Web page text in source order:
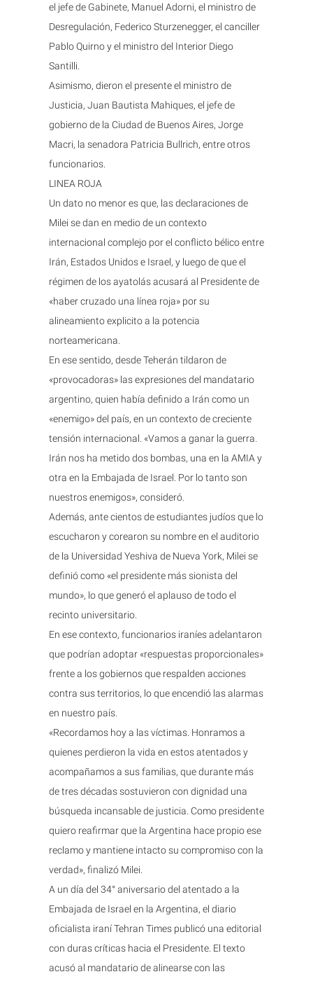
el jefe de Gabinete, Manuel Adorni, el ministro de
Desregulación, Federico Sturzenegger, el canciller
Pablo Quirno y el ministro del Interior Diego
Santilli.
Asimismo, dieron el presente el ministro de
Justicia, Juan Bautista Mahiques, el jefe de
gobierno de la Ciudad de Buenos Aires, Jorge
Macri, la senadora Patricia Bullrich, entre otros
funcionarios.
LINEA ROJA
Un dato no menor es que, las declaraciones de
Milei se dan en medio de un contexto
internacional complejo por el conflicto bélico entre
Irán, Estados Unidos e Israel, y luego de que el
régimen de los ayatolás acusará al Presidente de
«haber cruzado una línea roja» por su
alineamiento explicito a la potencia
norteamericana.
En ese sentido, desde Teherán tildaron de
«provocadoras» las expresiones del mandatario
argentino, quien había definido a Irán como un
«enemigo» del país, en un contexto de creciente
tensión internacional. «Vamos a ganar la guerra.
Irán nos ha metido dos bombas, una en la AMIA y
otra en la Embajada de Israel. Por lo tanto son
nuestros enemigos», consideró.
Además, ante cientos de estudiantes judíos que lo
escucharon y corearon su nombre en el auditorio
de la Universidad Yeshiva de Nueva York, Milei se
definió como «el presidente más sionista del
mundo», lo que generó el aplauso de todo el
recinto universitario.
En ese contexto, funcionarios iraníes adelantaron
que podrían adoptar «respuestas proporcionales»
frente a los gobiernos que respalden acciones
contra sus territorios, lo que encendió las alarmas
en nuestro país.
«Recordamos hoy a las víctimas. Honramos a
quienes perdieron la vida en estos atentados y
acompañamos a sus familias, que durante más
de tres décadas sostuvieron con dignidad una
búsqueda incansable de justicia. Como presidente
quiero reafirmar que la Argentina hace propio ese
reclamo y mantiene intacto su compromiso con la
verdad», finalizó Milei.
A un día del 34° aniversario del atentado a la
Embajada de Israel en la Argentina, el diario
oficialista iraní Tehran Times publicó una editorial
con duras críticas hacia el Presidente. El texto
acusó al mandatario de alinearse con las